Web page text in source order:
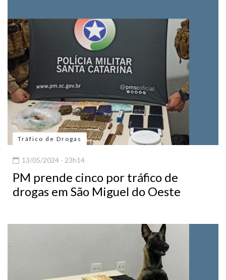
Tráfico de Drogas
13/05/2024 - 23h14
PM prende cinco por tráfico de
drogas em São Miguel do Oeste